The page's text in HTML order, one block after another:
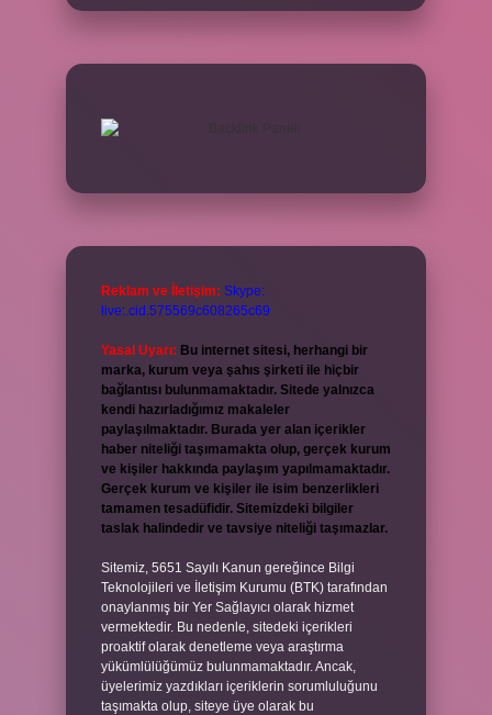
Reklam ve İletişim: Skype:
live:.cid.575569c608265c69
Yasal Uyarı: Bu internet sitesi, herhangi bir
marka, kurum veya şahıs şirketi ile hiçbir
bağlantısı bulunmamaktadır. Sitede yalnızca
kendi hazırladığımız makaleler
paylaşılmaktadır. Burada yer alan içerikler
haber niteliği taşımamakta olup, gerçek kurum
ve kişiler hakkında paylaşım yapılmamaktadır.
Gerçek kurum ve kişiler ile isim benzerlikleri
tamamen tesadüfidir. Sitemizdeki bilgiler
taslak halindedir ve tavsiye niteliği taşımazlar.
Sitemiz, 5651 Sayılı Kanun gereğince Bilgi
Teknolojileri ve İletişim Kurumu (BTK) tarafından
onaylanmış bir Yer Sağlayıcı olarak hizmet
vermektedir. Bu nedenle, sitedeki içerikleri
proaktif olarak denetleme veya araştırma
yükümlülüğümüz bulunmamaktadır. Ancak,
üyelerimiz yazdıkları içeriklerin sorumluluğunu
taşımakta olup, siteye üye olarak bu